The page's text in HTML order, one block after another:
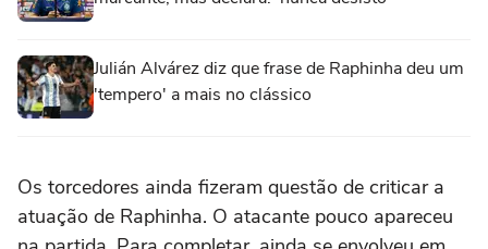
Julián Alvárez diz que frase de Raphinha deu um
'tempero' a mais no clássico
Os torcedores ainda fizeram questão de criticar a
atuação de Raphinha. O atacante pouco apareceu